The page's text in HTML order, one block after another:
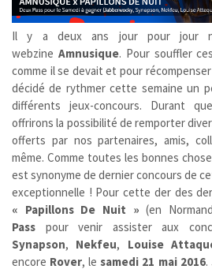
Il y a deux ans jour pour jour
webzine Amnusique. Pour souffler
comme il se devait et pour
décidé de rythmer cette semaine un
différents jeux-concours. Durant
offrirons la possibilité de remporter
offerts par nos partenaires, amis,
même. Comme toutes les bonnes
est synonyme de dernier concours de
exceptionnelle ! Pour cette der des
« Papillons De Nuit » (en
Pass pour venir assister aux
Synapson, Nekfeu, Louise
encore Rover, lesamedi 21 mai 2016.